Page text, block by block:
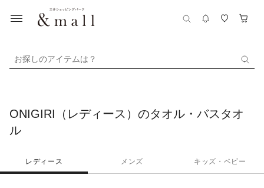
お探しのアイテムは？
ONIGIRI（レディース）のタオル・バスタオ
ル
レディース メンズ キッズ・ベビー